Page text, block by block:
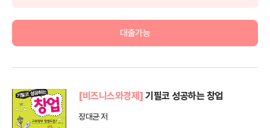
대출가능
[비즈니스와경제] 기필코 성공하는 창업
장대균 저